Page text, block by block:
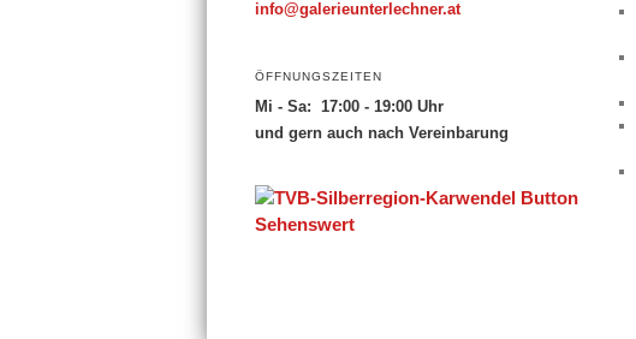
info@galerieunterlechner.at
ÖFFNUNGSZEITEN
Mi - Sa: 17:00 - 19:00 Uhr
und gern auch nach Vereinbarung